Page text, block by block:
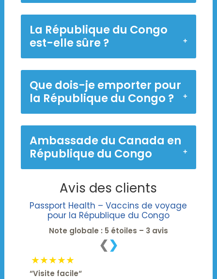
La République du Congo
est-elle sûre ?
Que dois-je emporter pour
la République du Congo ?
Ambassade du Canada en
République du Congo
Avis des clients
Passport Health – Vaccins de voyage
pour la République du Congo
Note globale : 5 étoiles – 3 avis
❮❯
★★★★★
“Visite facile“